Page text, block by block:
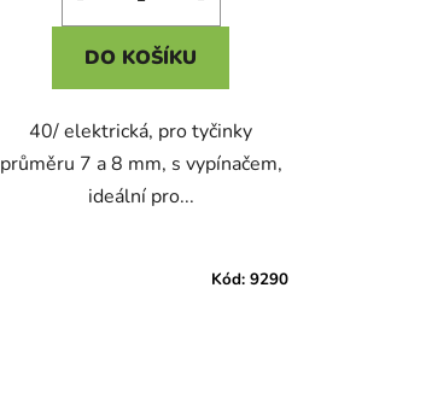
DO KOŠÍKU
40/ elektrická, pro tyčinky
průměru 7 a 8 mm, s vypínačem,
ideální pro...
Kód: 9290